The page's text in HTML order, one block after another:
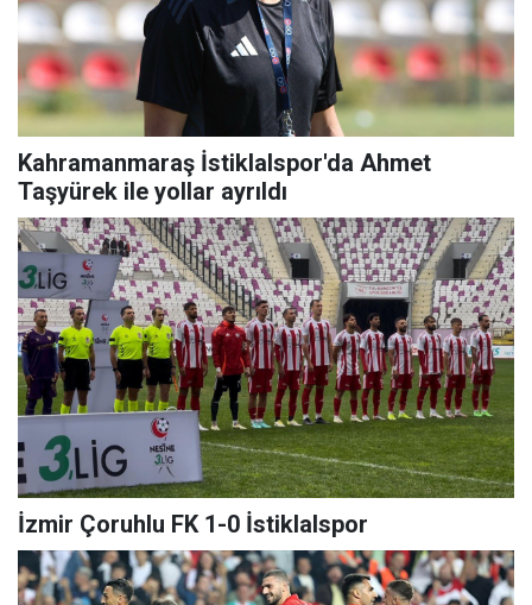
Kahramanmaraş İstiklalspor'da Ahmet
Taşyürek ile yollar ayrıldı
İzmir Çoruhlu FK 1-0 İstiklalspor